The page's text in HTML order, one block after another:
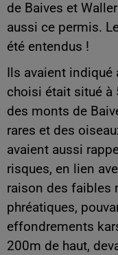
de Baives et
aussi ce permis.
été entendus !
Ils avaient indiqué
choisi était situé à
des monts de
rares et des
avaient aussi
risques, en lien
raison des faibles
phréatiques,
effondrements
200m de haut,